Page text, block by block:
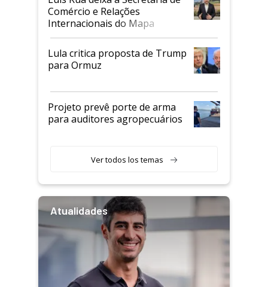
Comércio e Relações
Internacionais do Mapa
Lula critica proposta de Trump
para Ormuz
Projeto prevê porte de arma
para auditores agropecuários
Ver todos los temas
Atualidades